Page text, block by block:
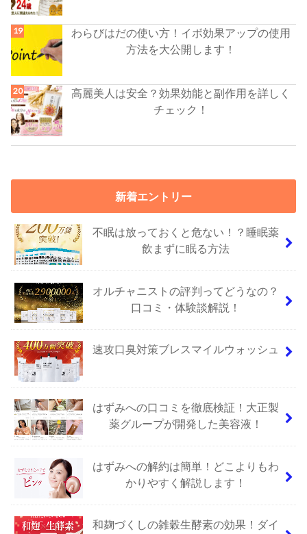
わらびはだの使い方！イボ効果アップの使用
方法を大公開します！
高麗美人は安全？効果効能と副作用を詳しく
チェック！
新着エントリー
不眠は放っておくと危ない！？睡眠薬
飲まずに眠る方法
オルチャニストの評判ってどうなの？
口コミ・体験談解説！
速攻口臭対策ブレスマイルウォッシュ
はずみへの口コミを徹底検証！大正製
薬グループが開発した美容液！
はずみへの解約は簡単！どこよりもわ
かりやすく解説します！
和麹づくしの雑穀生酵素の効果！ダイ